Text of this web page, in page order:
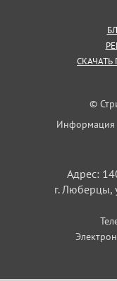
©
Информация
Адрес:
г. Люберцы,